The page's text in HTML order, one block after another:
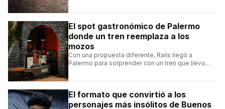
El spot gastronómico de Palermo
donde un tren reemplaza a los
mozos
Con una propuesta diferente, Rails llegó a
Palermo para sorprender con un tren que lleva
El formato que convirtió a los
personajes más insólitos de Buenos